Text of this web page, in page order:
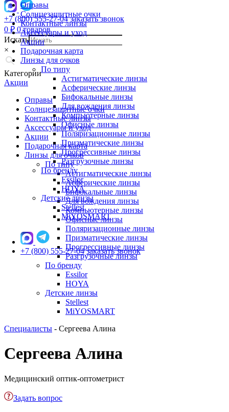
+7 (800) 555-27-04 заказать звонок
0 ₽ 0 товаров
Искать
×
Категории
Акции
Оправы
Солнцезащитные очки
Контактные линзы
Аксессуары и уход
Акции
Подарочная карта
Линзы для очков
По типу
Астигматические линзы
Асферические линзы
Бифокальные линзы
Для вождения линзы
Компьютерные линзы
Офисные линзы
Поляризационные линзы
Призматические линзы
Прогрессивные линзы
Разгрузочные линзы
По бренду
Essilor
HOYA
Детские линзы
Stellest
MiYOSMART
Оправы
Солнцезащитные очки
Контактные линзы
Аксессуары и уход
Акции
Подарочная карта
Линзы для очков
По типу
Астигматические линзы
Асферические линзы
Бифокальные линзы
Для вождения линзы
Компьютерные линзы
Офисные линзы
Поляризационные линзы
Призматические линзы
Прогрессивные линзы
Разгрузочные линзы
По бренду
Essilor
HOYA
Детские линзы
Stellest
MiYOSMART
+7 (800) 555-27-04 заказать звонок
Специалисты - Сергеева Алина
Сергеева Алина
Медицинский оптик-оптометрист
Задать вопрос